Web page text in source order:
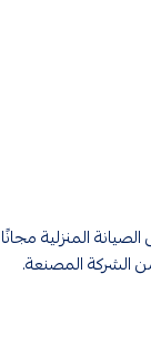
لمدة 2 سنة يشمل الصيانة
الشركة المصنعة.